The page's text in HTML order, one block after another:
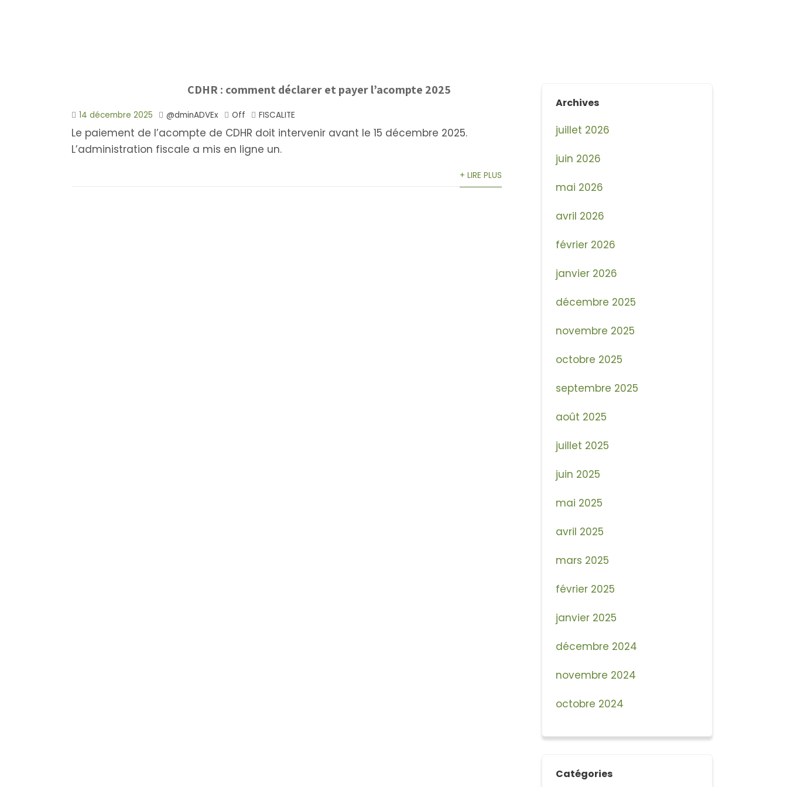
CDHR : comment déclarer et payer l’acompte 2025
14 décembre 2025 @dminADVEx Off FISCALITE
Le paiement de l’acompte de CDHR doit intervenir avant le 15 décembre 2025.
L’administration fiscale a mis en ligne un.
+ LIRE PLUS
Archives
juillet 2026
juin 2026
mai 2026
avril 2026
février 2026
janvier 2026
décembre 2025
novembre 2025
octobre 2025
septembre 2025
août 2025
juillet 2025
juin 2025
mai 2025
avril 2025
mars 2025
février 2025
janvier 2025
décembre 2024
novembre 2024
octobre 2024
Catégories